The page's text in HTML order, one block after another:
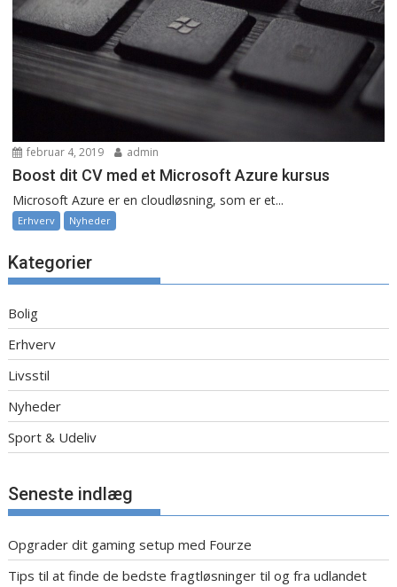
februar 4, 2019 admin
Boost dit CV med et Microsoft Azure kursus
Microsoft Azure er en cloudløsning, som er et...
Erhverv Nyheder
Kategorier
Bolig
Erhverv
Livsstil
Nyheder
Sport & Udeliv
Seneste indlæg
Opgrader dit gaming setup med Fourze
Tips til at finde de bedste fragtløsninger til og fra udlandet